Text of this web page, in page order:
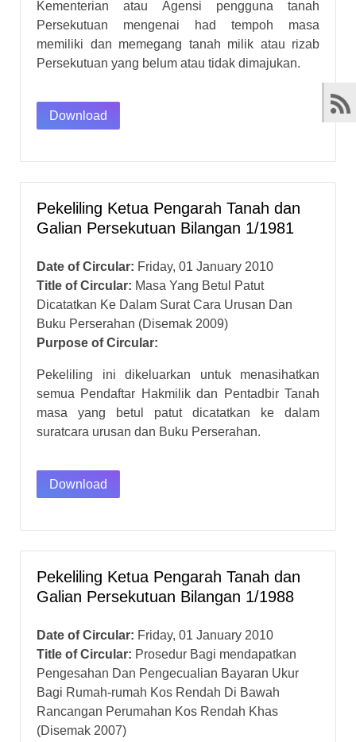
Kementerian atau Agensi pengguna tanah
Persekutuan mengenai had tempoh masa
memiliki dan memegang tanah milik atau rizab
Persekutuan yang belum atau tidak dimajukan.
Download
Pekeliling Ketua Pengarah Tanah dan
Galian Persekutuan Bilangan 1/1981
Date of Circular: Friday, 01 January 2010
Title of Circular: Masa Yang Betul Patut
Dicatatkan Ke Dalam Surat Cara Urusan Dan
Buku Perserahan (Disemak 2009)
Purpose of Circular:
Pekeliling ini dikeluarkan untuk menasihatkan
semua Pendaftar Hakmilik dan Pentadbir Tanah
masa yang betul patut dicatatkan ke dalam
suratcara urusan dan Buku Perserahan.
Download
Pekeliling Ketua Pengarah Tanah dan
Galian Persekutuan Bilangan 1/1988
Date of Circular: Friday, 01 January 2010
Title of Circular: Prosedur Bagi mendapatkan
Pengesahan Dan Pengecualian Bayaran Ukur
Bagi Rumah-rumah Kos Rendah Di Bawah
Rancangan Perumahan Kos Rendah Khas
(Disemak 2007)